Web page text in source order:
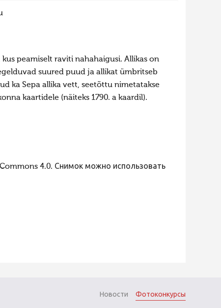
peamiselt raviti nahahaigusi. Allikas on
suured puud ja allikat ümbritseb
ka Sepa allika vett, seetõttu nimetatakse
kaartidele (näiteks 1790. a kaardil).
4.0. Снимок можно использовать
Новости Фотоконкурсы